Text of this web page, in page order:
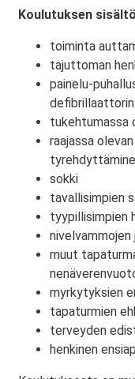
Koulutuksen sisältö
toiminta
tajuttoman
painelu-
tukehtumassa
raajassa
sokki
tavallisimpien
tyypillisimpien
nivelvammojen
muut
myrkytyksien
tapaturmien
terveyden
henkinen